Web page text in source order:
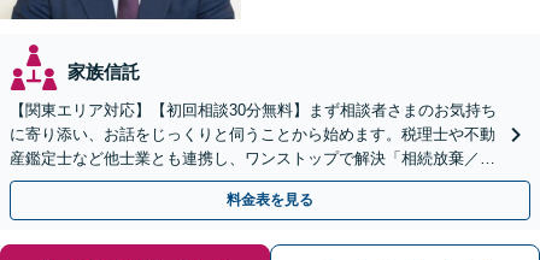
家族信託
【関東エリア対応】【初回相談30分無料】まず相談者さまのお気持ち
に寄り添い、お話をじっくりと伺うことから始めます。税理士や不動
産鑑定士など他士業とも連携し、ワンストップで解決「相続放棄／遺
言書作成／遺留分侵害額請求／使い込み・寄与分など」
料金表を見る